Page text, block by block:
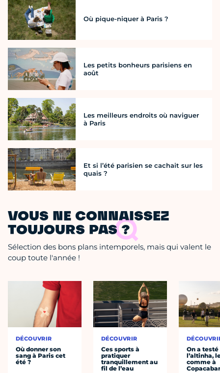
Où pique-niquer à Paris ?
Les petits bonheurs parisiens en
août
Les meilleurs endroits où naviguer
à Paris
Et si l’été parisien se cachait sur les
quais ?
VOUS NE CONNAISSEZ
TOUJOURS PAS ?
Sélection des bons plans intemporels, mais qui valent le
coup toute l'année !
DÉCOUVRIR
Où donner son
sang à Paris cet
été ?
DÉCOUVRIR
Ces sports à
pratiquer
tranquillement au
fil de l’eau
On a testé
l’altinha,
comme à